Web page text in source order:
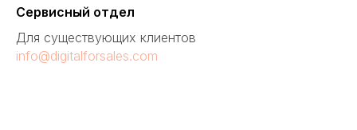
Сервисный отдел
Для существующих клиентов
info@digitalforsales.com